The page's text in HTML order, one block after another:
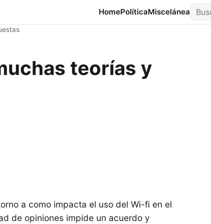
HomePolíticaMiscelánea
teorías y
a como impacta el uso del Wi-fi en el
de opiniones impide un acuerdo y